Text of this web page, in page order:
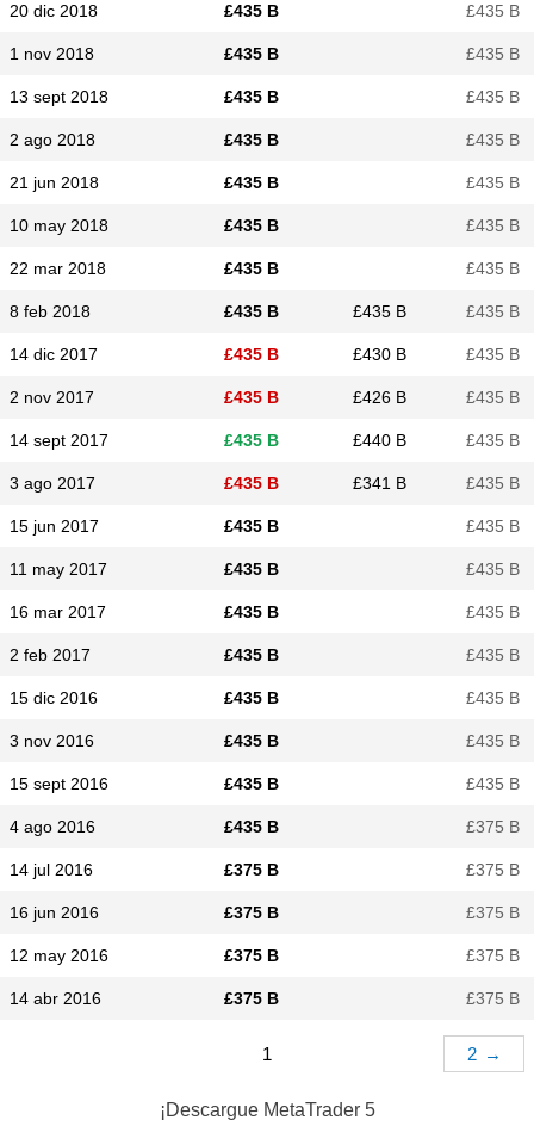
20 dic 2018 £​435 B £​435 B
1 nov 2018 £​435 B £​435 B
13 sept 2018 £​435 B £​435 B
2 ago 2018 £​435 B £​435 B
21 jun 2018 £​435 B £​435 B
10 may 2018 £​435 B £​435 B
22 mar 2018 £​435 B £​435 B
8 feb 2018 £​435 B £​435 B £​435 B
14 dic 2017 £​435 B £​430 B £​435 B
2 nov 2017 £​435 B £​426 B £​435 B
14 sept 2017 £​435 B £​440 B £​435 B
3 ago 2017 £​435 B £​341 B £​435 B
15 jun 2017 £​435 B £​435 B
11 may 2017 £​435 B £​435 B
16 mar 2017 £​435 B £​435 B
2 feb 2017 £​435 B £​435 B
15 dic 2016 £​435 B £​435 B
3 nov 2016 £​435 B £​435 B
15 sept 2016 £​435 B £​435 B
4 ago 2016 £​435 B £​375 B
14 jul 2016 £​375 B £​375 B
16 jun 2016 £​375 B £​375 B
12 may 2016 £​375 B £​375 B
14 abr 2016 £​375 B £​375 B
1 2 →
¡Descargue MetaTrader 5